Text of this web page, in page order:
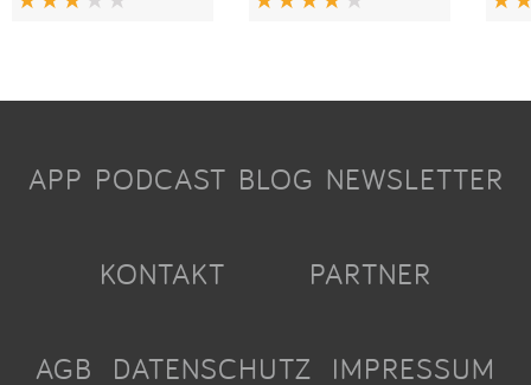
APP PODCAST BLOG NEWSLETTER
KONTAKT PARTNER
AGB DATENSCHUTZ IMPRESSUM